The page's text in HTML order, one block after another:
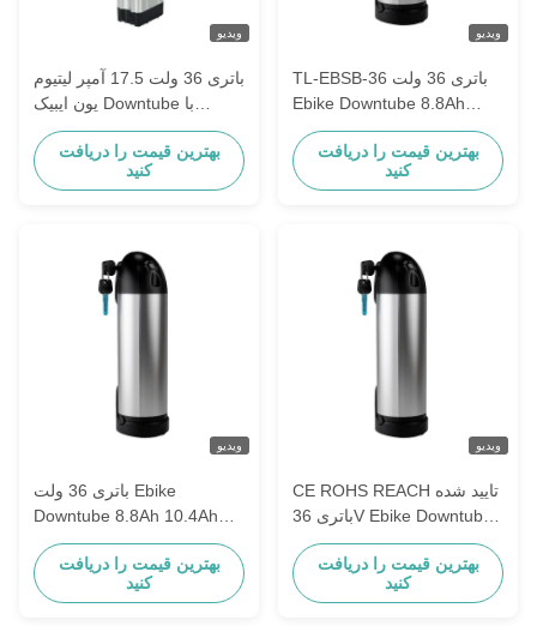
ویدیو
باتری 36 ولت 17.5 آمپر لیتیوم
یون ایبیک Downtube با
ظرفیت بالا برای دوچرخه های
الکتریکی
بهترین قیمت را دریافت
کنید
ویدیو
TL-EBSB-36 باتری 36 ولت
Ebike Downtube 8.8Ah
10.4Ah 11.6Ah باتری لیتیوم
یون پکیج برای E-Bike
بهترین قیمت را دریافت
کنید
ویدیو
باتری 36 ولت Ebike
Downtube 8.8Ah 10.4Ah
11.6Ah لیتیوم یون باتری پیک
برای E-Bike
بهترین قیمت را دریافت
کنید
ویدیو
CE ROHS REACH تایید شده
باتری 36V Ebike Downtube
8.8Ah 10.4Ah 11.6Ah
جایگزینبهترین قیمت را دریافت
کنید